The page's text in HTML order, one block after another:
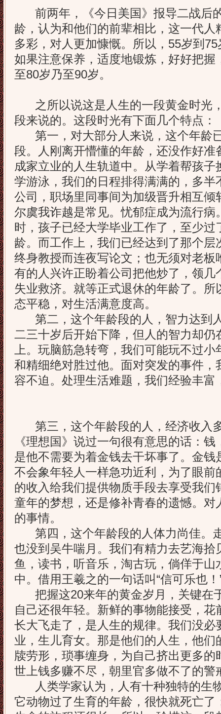
前两年，《今日美国》报导二战后
龄，认为和他们的前辈相比，这一代人
多彩，对人更加慷慨。所以，55岁到
如果注意保养，适度地锻炼，好好把握
至80岁乃至90岁。
之所以说这是人生的一段黄金时光
段来说的。这段时光有下面几个特点：
第一，对大部分人来说，这个年龄
段。人刚离开懵懂的年龄，还没作好准
成家立业的人生轨道中。从学着帮孩
学游泳，我们的日程排得满满的，多半
公司，职场里同事间为加级晋升相互倾
尔虞我诈越是常见。忧郁症成为流行病
时，孩子已经大学毕业工作了，至少
龄。而工作上，我们已经达到了那个层
终身教授而连夜写论文；也无须对老板
有的人兴许正盼着公司把他炒了，领几
失业救济。就等正式退休的年龄了。
态平稳，对生活满意度高。
第二，这个年龄段的人，智力达到
二三十岁后开始下降，但人的智力却仍
上。玩脑筋急转弯，我们可能玩不过
和精细绝对胜过他。面对突发的事件，
容不迫。处理生活难题，我们经验丰富
第三，这个年龄段的人，经济收入
《理想国》说过一句很有意思的话：
是他不需要为着金钱去干坏事了。金
不会象年轻人一样急功近利，为了眼前
的收入给我们提供物质手段去享受我
童年的梦想，还是修补青春的遗憾。对
的事情。
第四，这个年龄段的人体力尚佳。
也没到吴牛喘月。我们有精力去艺海拾
鱼，读书，听音乐，淘古玩，倘佯于山
中。借用王羲之的一句话叫“信可乐也！
把握这20来年的黄金岁月，关键在
自己还很年轻。新鲜的事物能接受，
长大飞走了，是人生的规律。我们没必
业，生儿育女。那是他们的人生，他
牍劳形，琐事缠身，为自己挤出更多
世上钱多赚不尽，朝里官多做不了的警
人类学家认为，人有十种独特的生
它动物过了生育的年龄，很快就死亡